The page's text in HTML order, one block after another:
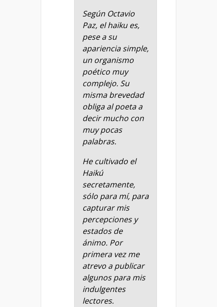
Según Octavio
Paz, el haiku es,
pese a su
apariencia simple,
un organismo
poético muy
complejo. Su
misma brevedad
obliga al poeta a
decir mucho con
muy pocas
palabras.
He cultivado el
Haikú
secretamente,
sólo para mí, para
capturar mis
percepciones y
estados de
ánimo. Por
primera vez me
atrevo a publicar
algunos para mis
indulgentes
lectores.